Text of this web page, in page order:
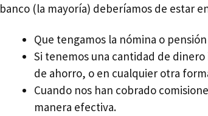
banco (la mayoría) deberíamos de estar
Que tengamos la nómina o
Si tenemos una cantidad de
de ahorro, o en cualquier otra
Cuando nos han cobrado
manera efectiva.